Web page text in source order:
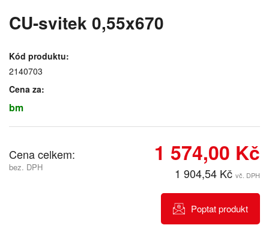
CU-svitek 0,55x670
Kód produktu:
2140703
Cena za:
bm
Cena celkem:
bez. DPH
1 574,00 Kč
1 904,54 Kč vč. DPH
Poptat produkt